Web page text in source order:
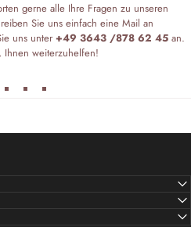
gerne alle Ihre Fragen zu unseren
Sie uns einfach eine Mail an
uns unter+49 3643 /878 62 45an.
weiterzuhelfen!